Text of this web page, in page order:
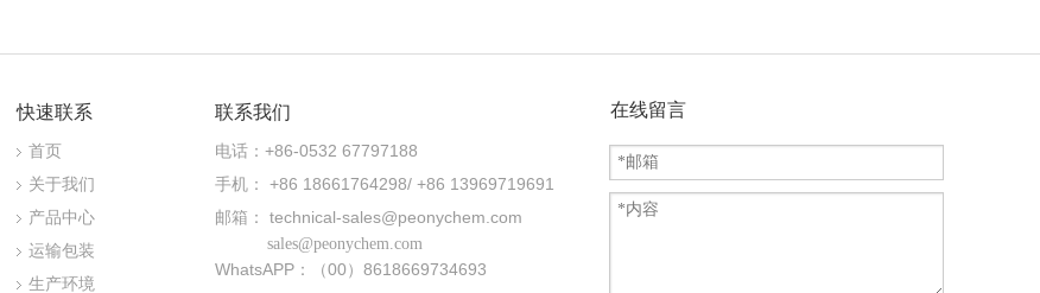
快速联系
首页
关于我们
产品中心
运输包装
生产环境
联系我们
电话：+86-0532 67797188
手机： +86 18661764298/ +86 13969719691
邮箱： technical-sales@peonychem.com
sales@peonychem.com
WhatsAPP：（00）8618669734693
在线留言